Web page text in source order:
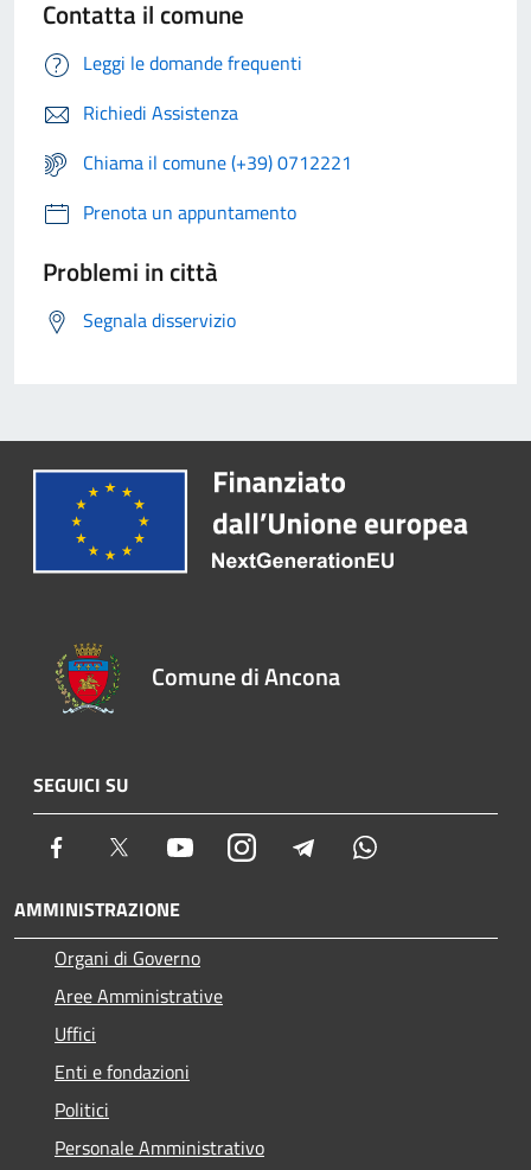
Contatta il comune
Leggi le domande frequenti
Richiedi Assistenza
Chiama il comune (+39) 0712221
Prenota un appuntamento
Problemi in città
Segnala disservizio
Comune di Ancona
SEGUICI SU
Facebook Twitter YoutubeInstagram Telegram
AMMINISTRAZIONE
Organi di Governo
Aree Amministrative
Uffici
Enti e fondazioni
Politici
Personale Amministrativo